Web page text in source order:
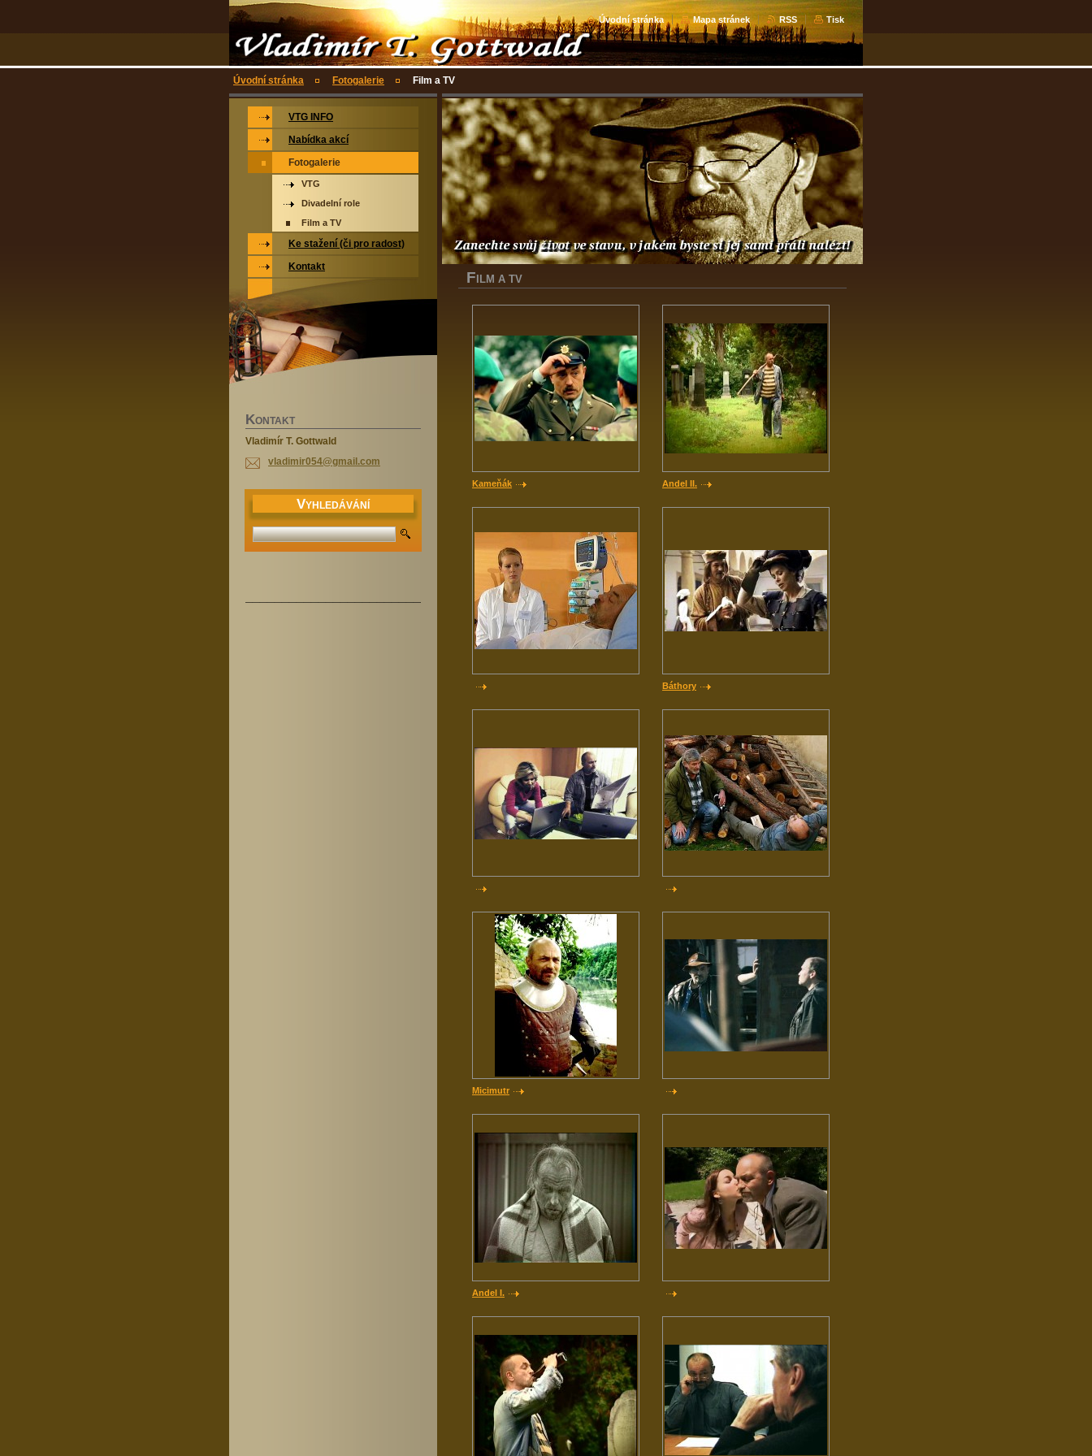
Úvodní stránka Mapa stránek RSS Tisk
Úvodní stránka Fotogalerie Film a TV
F ILM A TV
Kameňák Andel II.
Báthory
Micimutr
Andel I.
VTG INFO
Nabídka akcí
Fotogalerie
VTG
Divadelní role
Film a TV
Ke stažení (či pro radost)
Kontakt
KONTAKT
Vladimír T. Gottwald
vladimir054@gmai l.com
VYHLEDÁVÁNÍ
______________________________________